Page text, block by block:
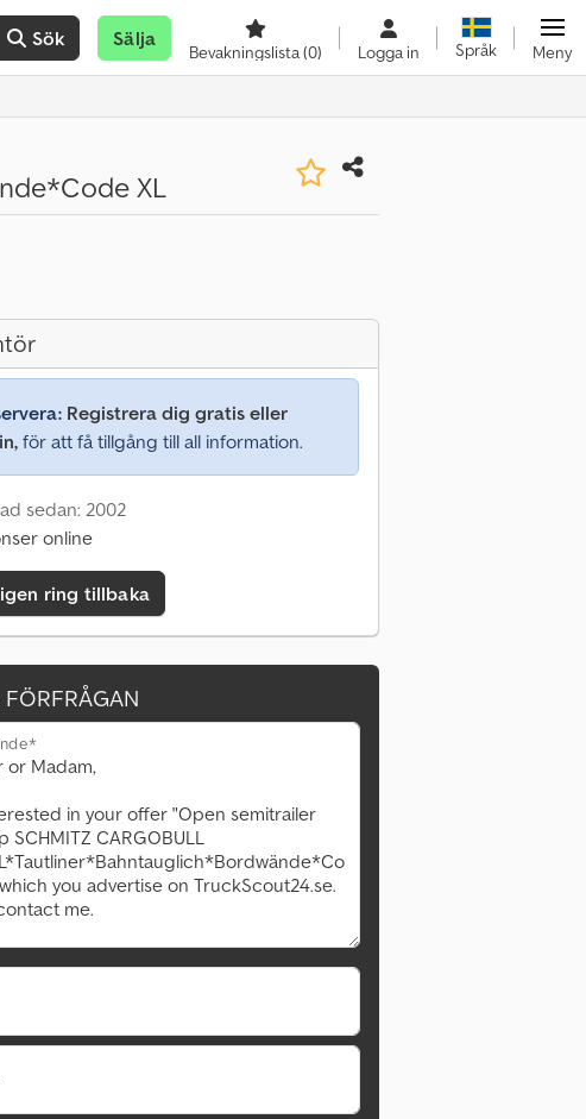
Sök Sälja
Bevakningslista(0) Logga in Språk Meny
XL
Registrera dig gratis eller
för att få tillgång till all information.
sedan: 2002
online
ring tillbaka